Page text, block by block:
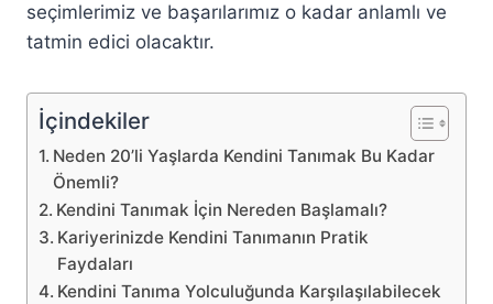
seçimlerimiz ve başarılarımız o kadar anlamlı ve
tatmin edici olacaktır.
İçindekiler
Neden 20’li Yaşlarda Kendini Tanımak Bu Kadar
Önemli?
Kendini Tanımak İçin Nereden Başlamalı?
Kariyerinizde Kendini Tanımanın Pratik
Faydaları
Kendini Tanıma Yolculuğunda Karşılaşılabilecek